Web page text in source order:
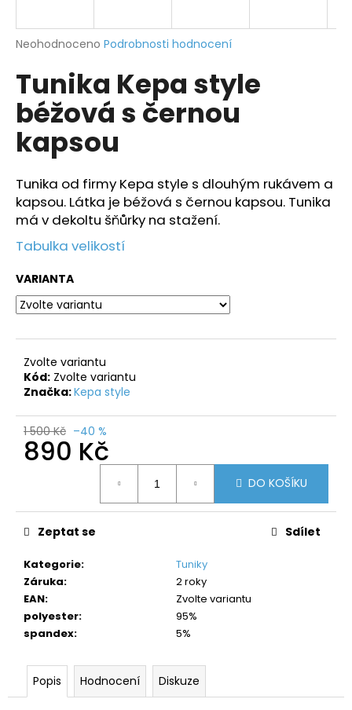
Průměrné
produktu
0,0
5
hvězdiček.
Neohodnoceno Podrobnosti hodnocení
Tunika Kepa style
béžová s černou
kapsou
Tunika od firmy Kepa style s dlouhým rukávem a
kapsou. Látka je béžová s černou kapsou. Tunika
má v dekoltu šňůrky na stažení.
Tabulka velikostí
VARIANTA
Zvolte variantu
Kód: Zvolte variantu
Značka:Kepa style
1 500 Kč –40 %
890 Kč
DO KOŠÍKU
Kategorie:
Tuniky
Záruka:
2 roky
EAN:
Zvolte variantu
polyester:
95%
spandex: 5%
Zeptat se Sdílet
Popis Hodnocení Diskuze
j
t
?
HLEDAT
D
p
o
r
u
č
u
m
e